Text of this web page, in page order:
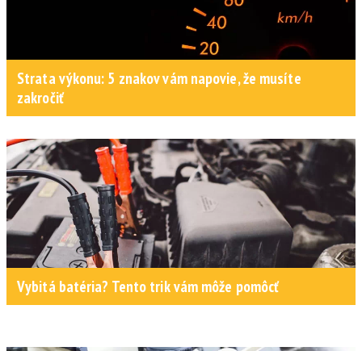
Strata výkonu: 5 znakov vám napovie, že musíte
zakročiť
Vybitá batéria? Tento trik vám môže pomôcť